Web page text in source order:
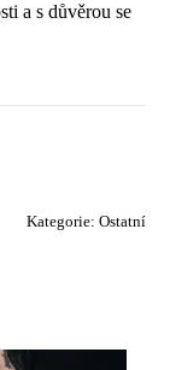
a s důvěrou se
Kategorie: Ostatní